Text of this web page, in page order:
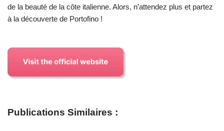
de la beauté de la côte italienne. Alors, n’attendez plus et partez
à la découverte de Portofino !
Publications Similaires :